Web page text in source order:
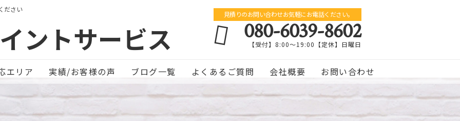
ださい
ントサービス
見積りのお問い合わせお気軽にお電話ください。
080-6039-8602
【受付】8:00～19:00【定休】日曜日
エリア 実績/お客様の声 ブログ一覧 よくあるご質問 会社概要 お問い合わせ